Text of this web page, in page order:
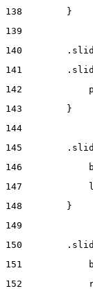
138
        }
139
140
141
142
143
        }
144
145
146
147
148
        }
149
150
151
152